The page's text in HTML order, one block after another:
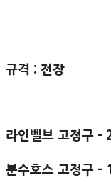
규격 : 전장
라인벨브 고정구 -
분수호스 고정구 -